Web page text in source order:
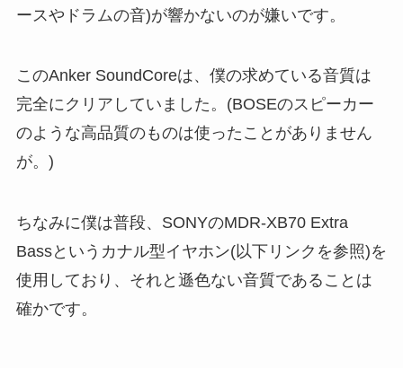
ースやドラムの音)が響かないのが嫌いです。
このAnker SoundCoreは、僕の求めている音質は
完全にクリアしていました。(BOSEのスピーカー
のような高品質のものは使ったことがありません
が。)
ちなみに僕は普段、SONYのMDR-XB70 Extra
Bassというカナル型イヤホン(以下リンクを参照)を
使用しており、それと遜色ない音質であることは
確かです。